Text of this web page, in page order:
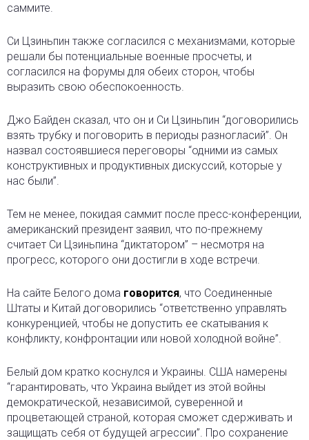
саммите.
Си Цзиньпин также согласился с механизмами, которые
решали бы потенциальные военные просчеты, и
согласился на форумы для обеих сторон, чтобы
выразить свою обеспокоенность.
Джо Байден сказал, что он и Си Цзиньпин “договорились
взять трубку и поговорить в периоды разногласий”. Он
назвал состоявшиеся переговоры “одними из самых
конструктивных и продуктивных дискуссий, которые у
нас были”.
Тем не менее, покидая саммит после пресс-конференции,
американский президент заявил, что по-прежнему
считает Си Цзиньпина “диктатором” – несмотря на
прогресс, которого они достигли в ходе встречи.
На сайте Белого дома говорится, что Соединенные
Штаты и Китай договорились “ответственно управлять
конкуренцией, чтобы не допустить ее скатывания к
конфликту, конфронтации или новой холодной войне”.
Белый дом кратко коснулся и Украины. США намерены
“гарантировать, что Украина выйдет из этой войны
демократической, независимой, суверенной и
процветающей страной, которая сможет сдерживать и
защищать себя от будущей агрессии”. Про сохранение